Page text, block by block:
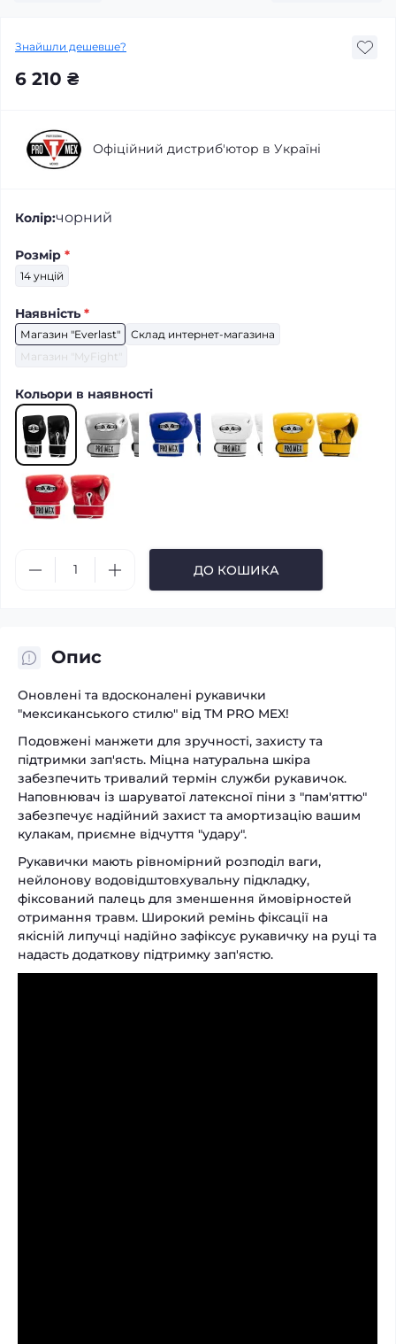
Знайшли дешевше?
6 210 ₴
Офіційний дистриб'ютор в Україні
Колір:чорний
Розмір *
14 унцій
Наявність *
Магазин "Everlast"
Склад интернет-магазина
Магазин "MyFight"
Кольори в наявності
ДО КОШИКА
Опис
Оновлені та вдосконалені рукавички
"мексиканського стилю" від ТМ PRO MEX!
Подовжені манжети для зручності, захисту та
підтримки зап'ясть. Міцна натуральна шкіра
забезпечить тривалий термін служби рукавичок.
Наповнювач із шаруватої латексної піни з "пам'яттю"
забезпечує надійний захист та амортизацію вашим
кулакам, приємне відчуття "удару".
Рукавички мають рівномірний розподіл ваги,
нейлонову водовідштовхувальну підкладку,
фіксований палець для зменшення ймовірностей
отримання травм. Широкий ремінь фіксації на
якісній липучці надійно зафіксує рукавичку на руці та
надасть додаткову підтримку зап'ястю.